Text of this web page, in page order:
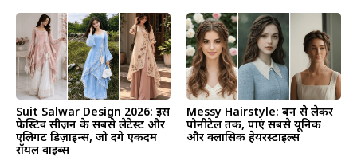
Suit Salwar Design 2026: इस
फेस्टिव सीज़न के सबसे लेटेस्ट और
एलिगेंट डिज़ाइन्स, जो देंगे एकदम
रॉयल वाइब्स
Messy Hairstyle: बन से लेकर
पोनीटेल तक, पाएं सबसे यूनिक
और क्लासिक हेयरस्टाइल्स